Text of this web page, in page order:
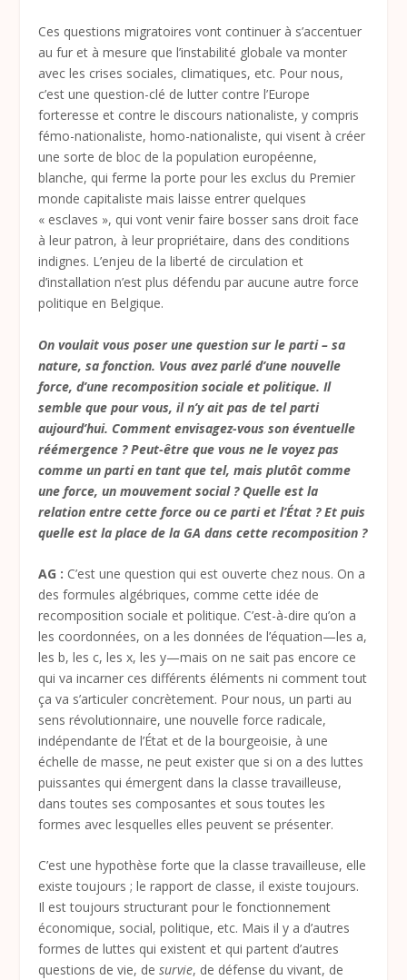
Ces questions migratoires vont continuer à s’accentuer
au fur et à mesure que l’instabilité globale va monter
avec les crises sociales, climatiques, etc. Pour nous,
c’est une question-clé de lutter contre l’Europe
forteresse et contre le discours nationaliste, y compris
fémo-nationaliste, homo-nationaliste, qui visent à créer
une sorte de bloc de la population européenne,
blanche, qui ferme la porte pour les exclus du Premier
monde capitaliste mais laisse entrer quelques
« esclaves », qui vont venir faire bosser sans droit face
à leur patron, à leur propriétaire, dans des conditions
indignes. L’enjeu de la liberté de circulation et
d’installation n’est plus défendu par aucune autre force
politique en Belgique.
On voulait vous poser une question sur le parti – sa
nature, sa fonction. Vous avez parlé d’une nouvelle
force, d’une recomposition sociale et politique. Il
semble que pour vous, il n’y ait pas de tel parti
aujourd’hui. Comment envisagez-vous son éventuelle
réémergence ? Peut-être que vous ne le voyez pas
comme un parti en tant que tel, mais plutôt comme
une force, un mouvement social ? Quelle est la
relation entre cette force ou ce parti et l’État ? Et puis
quelle est la place de la GA dans cette recomposition ?
AG : C’est une question qui est ouverte chez nous. On a
des formules algébriques, comme cette idée de
recomposition sociale et politique. C’est-à-dire qu’on a
les coordonnées, on a les données de l’équation—les a,
les b, les c, les x, les y—mais on ne sait pas encore ce
qui va incarner ces différents éléments ni comment tout
ça va s’articuler concrètement. Pour nous, un parti au
sens révolutionnaire, une nouvelle force radicale,
indépendante de l’État et de la bourgeoisie, à une
échelle de masse, ne peut exister que si on a des luttes
puissantes qui émergent dans la classe travailleuse,
dans toutes ses composantes et sous toutes les
formes avec lesquelles elles peuvent se présenter.
C’est une hypothèse forte que la classe travailleuse, elle
existe toujours ; le rapport de classe, il existe toujours.
Il est toujours structurant pour le fonctionnement
économique, social, politique, etc. Mais il y a d’autres
formes de luttes qui existent et qui partent d’autres
questions de vie, desurvie, de défense du vivant, de